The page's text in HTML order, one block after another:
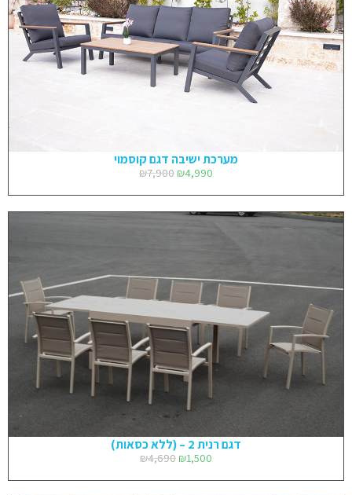
מערכת ישיבה דגם קוסמוי
₪7,900 ₪4,990
דגם רנית 2 – (ללא כסאות)
₪4,690 ₪1,500